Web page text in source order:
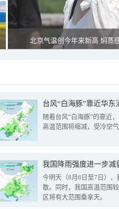
北京气温创今年来新高 焖蒸
台风“白海豚”靠近华
随着台风“白海豚”的靠近
高温范围将缩减，受冷空
今明天（8月6日至7日）
散。同时，我国高温范围
区将有大范围桑拿天。